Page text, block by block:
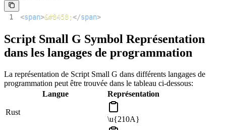
1 <span>&#8458;</span>
Script Small G Symbol Représentation
dans les langages de programmation
La représentation de Script Small G dans différents langages de
programmation peut être trouvée dans le tableau ci-dessous:
Langue
Représentation
Rust
\u{210A}